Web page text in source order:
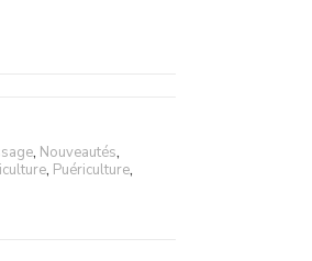
, Nouveautés,
, Puériculture,